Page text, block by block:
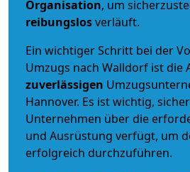
Organisation, um
reibungslosverläuft.
Ein wichtiger Schritt bei der
Umzugs nach Walldorf ist die
zuverlässigen
Hannover. Es ist wichtig,
Unternehmen über die
und Ausrüstung verfügt, um
erfolgreich durchzuführen.